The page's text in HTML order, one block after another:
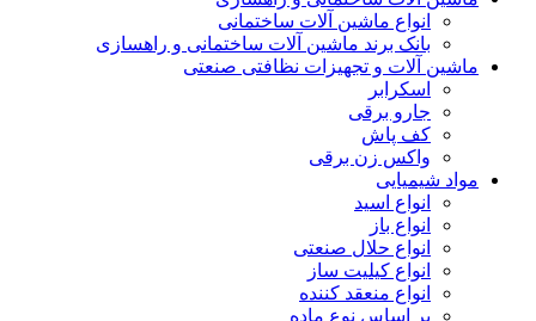
انواع ماشین آلات ساختمانی
بانک برند ماشین آلات ساختمانی و راهسازی
ماشین آلات و تجهیزات نظافتی صنعتی
اسکرابر
جارو برقی
کف پاش
واکس زن برقی
مواد شیمیایی
انواع اسید
انواع باز
انواع حلال صنعتی
انواع کیلیت ساز
انواع منعقد کننده
بر اساس نوع ماده